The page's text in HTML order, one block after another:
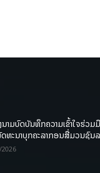
າມບົດບັນທຶກຄວາມເຂົ້າໃຈຮ່ວມມື
ທະນາບຸກຄະລາກອນສື່ມວນຊົນລ